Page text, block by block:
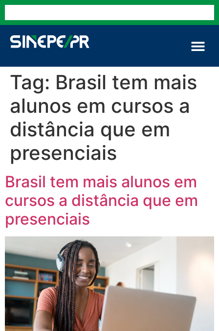
Tag: Brasil tem mais
alunos em cursos a
distância que em
presenciais
Brasil tem mais alunos em
cursos a distância que em
presenciais